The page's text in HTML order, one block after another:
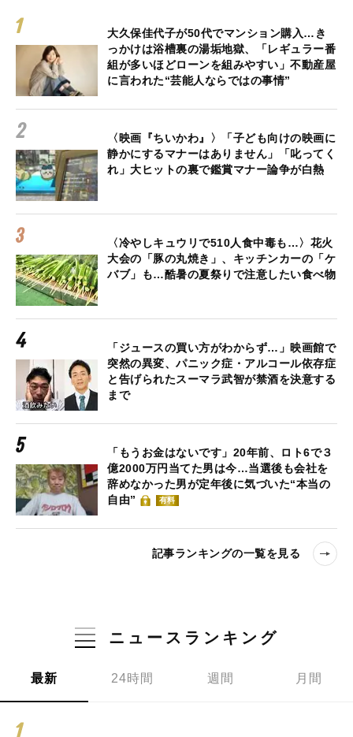
大久保佳代子が50代でマンション購入…き
っかけは浴槽裏の湯垢地獄、「レギュラー番
組が多いほどローンを組みやすい」不動産屋
に言われた“芸能人ならではの事情”
〈映画『ちいかわ』〉「子ども向けの映画に
静かにするマナーはありません」「叱ってく
れ」大ヒットの裏で鑑賞マナー論争が白熱
〈冷やしキュウリで510人食中毒も…〉花火
大会の「豚の丸焼き」、キッチンカーの「ケ
バブ」も…酷暑の夏祭りで注意したい食べ物
「ジュースの買い方がわからず…」映画館で
突然の異変、パニック症・アルコール依存症
と告げられたスーマラ武智が禁酒を決意する
まで
「もうお金はないです」20年前、ロト6で３
億2000万円当てた男は今…当選後も会社を
辞めなかった男が定年後に気づいた“本当の
自由”
有料
記事ランキングの一覧を見る
ニュースランキング
最新 24時間 週間 月間